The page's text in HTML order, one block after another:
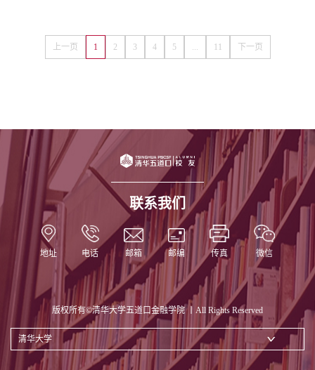
上一页 1 2 3 4 5 ... 11 下一页
联系我们
地址 电话 邮箱 邮编 传真 微信
版权所有©清华大学五道口金融学院 丨All Rights Reserved
清华大学